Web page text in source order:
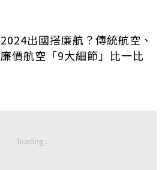
2024出國搭廉航？傳統航空、
廉價航空「9大細節」比一比